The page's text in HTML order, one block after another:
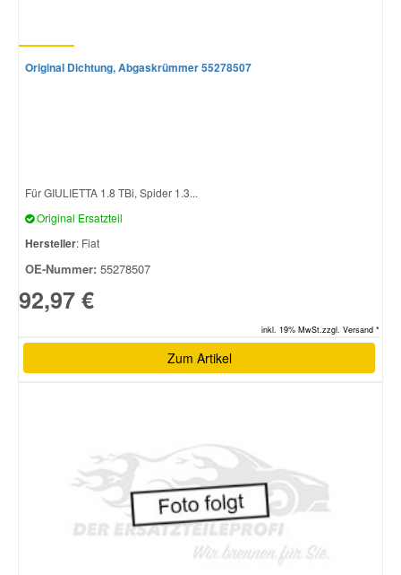
Original Dichtung, Abgaskrümmer 55278507
Für GIULIETTA 1.8 TBi, Spider 1.3...
Original Ersatzteil
Hersteller: Fiat
OE-Nummer: 55278507
92,97 €
inkl. 19% MwSt.zzgl. Versand *
Zum Artikel